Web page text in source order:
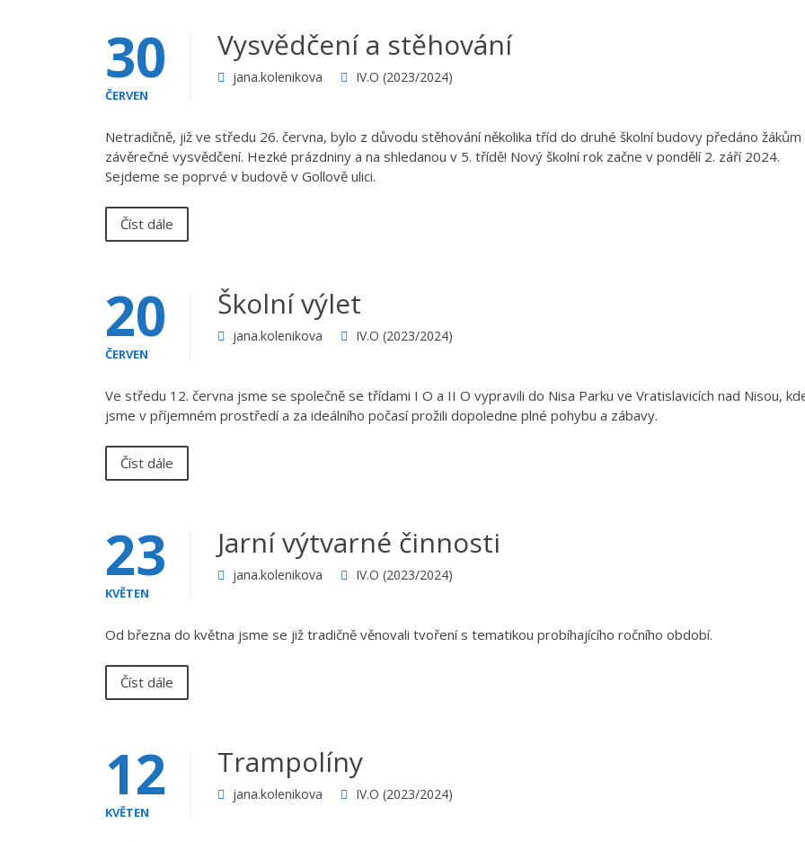
30
ČERVEN
Vysvědčení a stěhování
jana.kolenikova IV.O (2023/2024)
Netradičně, již ve středu 26. června, bylo z důvodu stěhování několika tříd do druhé školní budovy předáno žákům
závěrečné vysvědčení. Hezké prázdniny a na shledanou v 5. třídě! Nový školní rok začne v pondělí 2. září 2024.
Sejdeme se poprvé v budově v Gollově ulici.
Číst dále
20
ČERVEN
Školní výlet
jana.kolenikova IV.O (2023/2024)
Ve středu 12. června jsme se společně se třídami I O a II O vypravili do Nisa Parku ve Vratislavicích nad Nisou,
jsme v příjemném prostředí a za ideálního počasí prožili dopoledne plné pohybu a zábavy.
Číst dále
23
KVĚTEN
Jarní výtvarné činnosti
jana.kolenikova IV.O (2023/2024)
Od března do května jsme se již tradičně věnovali tvoření s tematikou probíhajícího ročního období.
Číst dále
12
KVĚTEN
Trampolíny
jana.kolenikova IV.O (2023/2024)